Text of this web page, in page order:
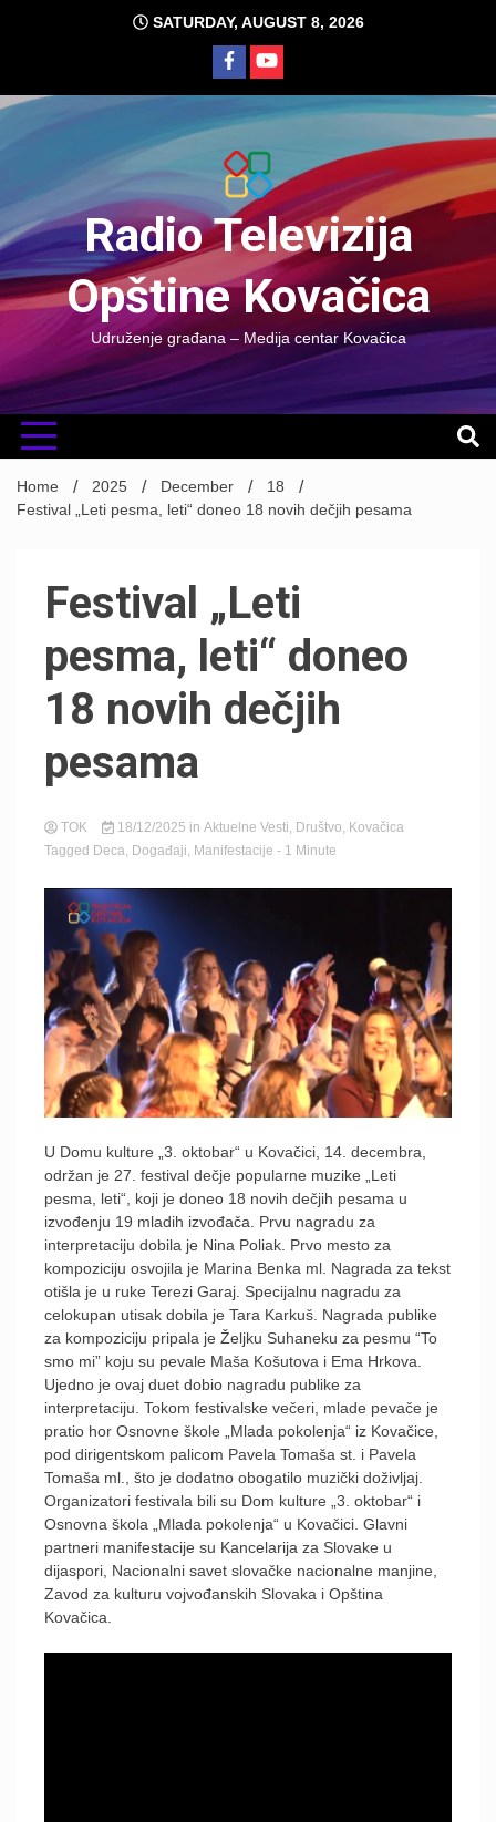
SATURDAY, AUGUST 8, 2026
Radio Televizija
Opštine Kovačica
Udruženje građana – Medija centar Kovačica
Home 2025 December
18
Festival „Leti pesma, leti“ doneo 18 novih dečjih pesama
Festival „Leti
pesma, leti“ doneo
18 novih dečjih
pesama
TOK 18/12/2025 in Aktuelne Vesti, Društvo, Kovačica
Tagged Deca, Događaji, Manifestacije - 1 Minute
U Domu kulture „3. oktobar“ u Kovačici, 14. decembra,
održan je 27. festival dečje popularne muzike „Leti
pesma, leti“, koji je doneo 18 novih dečjih pesama u
izvođenju 19 mladih izvođača. Prvu nagradu za
interpretaciju dobila je Nina Poliak. Prvo mesto za
kompoziciju osvojila je Marina Benka ml. Nagrada za tekst
otišla je u ruke Terezi Garaj. Specijalnu nagradu za
celokupan utisak dobila je Tara Karkuš. Nagrada publike
za kompoziciju pripala je Željku Suhaneku za pesmu “To
smo mi” koju su pevale Maša Košutova i Ema Hrkova.
Ujedno je ovaj duet dobio nagradu publike za
interpretaciju. Tokom festivalske večeri, mlade pevače je
pratio hor Osnovne škole „Mlada pokolenja“ iz Kovačice,
pod dirigentskom palicom Pavela Tomaša st. i Pavela
Tomaša ml., što je dodatno obogatilo muzički doživljaj.
Organizatori festivala bili su Dom kulture „3. oktobar“ i
Osnovna škola „Mlada pokolenja“ u Kovačici. Glavni
partneri manifestacije su Kancelarija za Slovake u
dijaspori, Nacionalni savet slovačke nacionalne manjine,
Zavod za kulturu vojvođanskih Slovaka i Opština
Kovačica.